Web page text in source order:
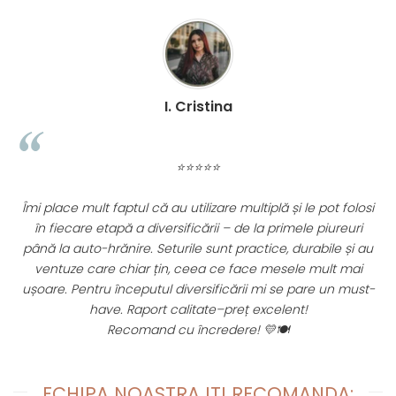
respecta standardele europene: EN 71-1, EN 71-2, EN
I. Cristina
⭐⭐⭐⭐⭐
Îmi place mult faptul că au utilizare multiplă și le pot folosi
în fiecare etapă a diversificării – de la primele piureuri
până la auto-hrănire. Seturile sunt practice, durabile și au
ventuze care chiar țin, ceea ce face mesele mult mai
ușoare. Pentru începutul diversificării mi se pare un must-
have. Raport calitate–preț excelent!
Recomand cu încredere! 💛🍽️